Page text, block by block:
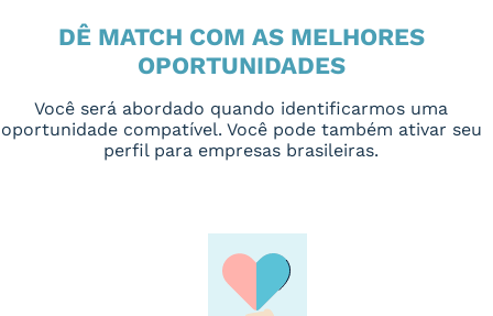
DÊ MATCH COM AS MELHORES
OPORTUNIDADES
Você será abordado quando identificarmos uma
oportunidade compatível. Você pode também ativar seu
perfil para empresas brasileiras.